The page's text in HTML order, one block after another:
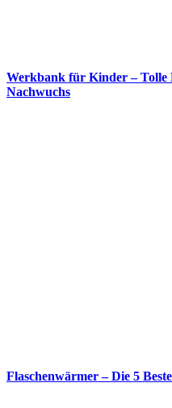
Werkbank für Kinder – Tolle
Nachwuchs
Flaschenwärmer – Die 5